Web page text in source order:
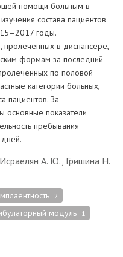
помощи больным в
состава пациентов
годы.
пролеченных в диспансере,
формам за последний
по половой
категории больных,
пациентов. За
основные показатели
пребывания
А. Ю., Гришина Н.
2
модуль 1